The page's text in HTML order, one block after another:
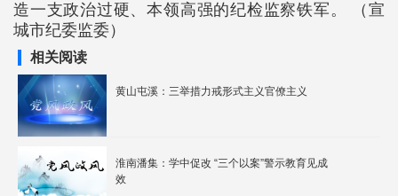
造一支政治过硬、本领高强的纪检监察铁军。 （宣
城市纪委监委）
相关阅读
黄山屯溪：三举措力戒形式主义官僚主义
淮南潘集：学中促改 “三个以案”警示教育见成
效